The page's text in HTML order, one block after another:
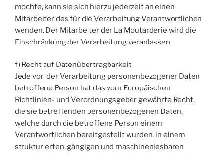
möchte, kann sie sich hierzu jederzeit an einen
Mitarbeiter des für die Verarbeitung Verantwortlichen
wenden. Der Mitarbeiter der La Moutarderie wird die
Einschränkung der Verarbeitung veranlassen.
f) Recht auf Datenübertragbarkeit
Jede von der Verarbeitung personenbezogener Daten
betroffene Person hat das vom Europäischen
Richtlinien- und Verordnungsgeber gewährte Recht,
die sie betreffenden personenbezogenen Daten,
welche durch die betroffene Person einem
Verantwortlichen bereitgestellt wurden, in einem
strukturierten, gängigen und maschinenlesbaren